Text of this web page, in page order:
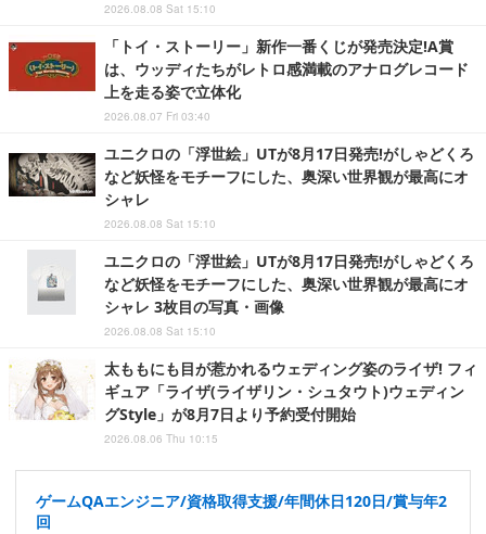
2026.08.08 Sat 15:10
「トイ・ストーリー」新作一番くじが発売決定!A賞
は、ウッディたちがレトロ感満載のアナログレコード
上を走る姿で立体化
2026.08.07 Fri 03:40
ユニクロの「浮世絵」UTが8月17日発売!がしゃどくろ
など妖怪をモチーフにした、奥深い世界観が最高にオ
シャレ
2026.08.08 Sat 15:10
ユニクロの「浮世絵」UTが8月17日発売!がしゃどくろ
など妖怪をモチーフにした、奥深い世界観が最高にオ
シャレ 3枚目の写真・画像
2026.08.08 Sat 15:10
太ももにも目が惹かれるウェディング姿のライザ! フィ
ギュア「ライザ(ライザリン・シュタウト)ウェディン
グStyle」が8月7日より予約受付開始
2026.08.06 Thu 10:15
ゲームQAエンジニア/資格取得支援/年間休日120日/賞与年2
回